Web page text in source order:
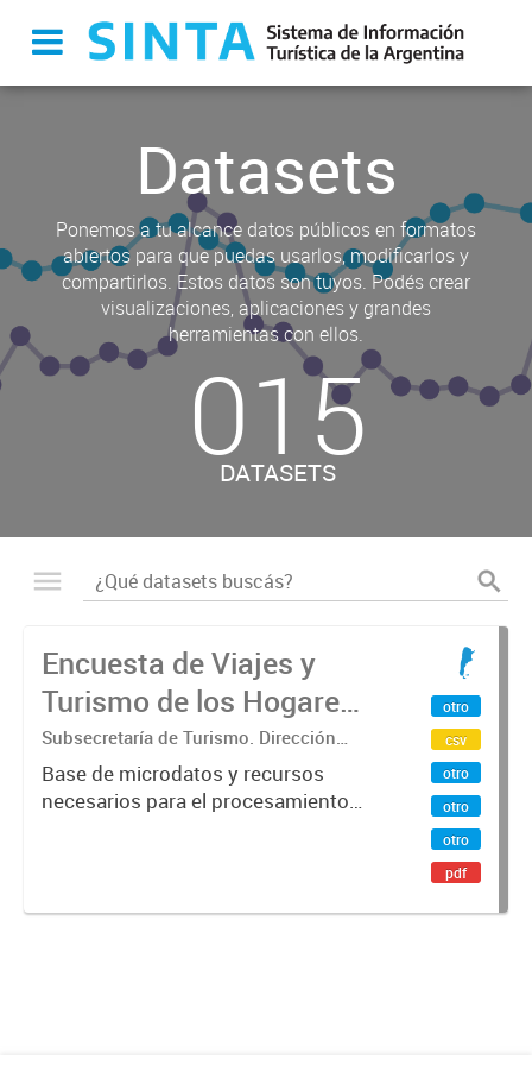
Datasets
Ponemos a tu alcance datos públicos en formatos
abiertos para que puedas usarlos, modificarlos y
compartirlos. Estos datos son tuyos. Podés crear
visualizaciones, aplicaciones y grandes
herramientas con ellos.
015
DATASETS
Encuesta de Viajes y
Turismo de los Hogares
(EVyTH) - Microdatos
Subsecretaría de Turismo. Dirección
Nacional de Mercados y Estadística
Base de microdatos y recursos
necesarios para el procesamiento
otro
csv
otro
otro
otro
pdf